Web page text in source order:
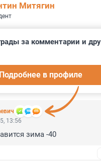
Митягин
11
за комментарии и
Подробнее в профиле
13:56
зима -40